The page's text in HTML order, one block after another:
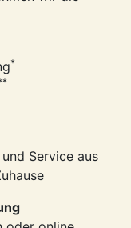
*
Service aus